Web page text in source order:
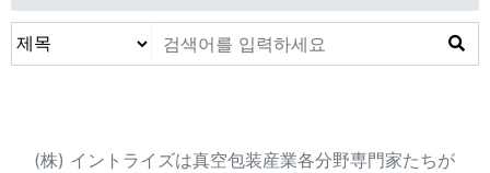
(株) イントライズは真空包装産業各分野専門家たちが